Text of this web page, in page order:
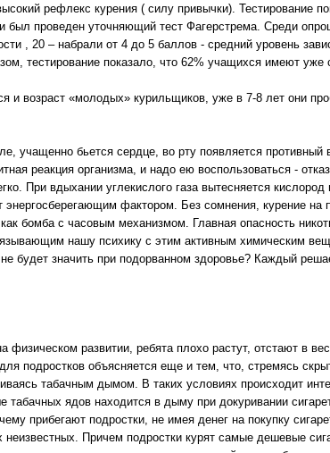
рефлекс курения ( силу привычки). Тестирование
был проведен уточняющий тест Фагерстрема. Среди
, 20 – набрали от 4 до 5 баллов - средний уровень
тестирование показало, что 62% учащихся имеют
и возраст «молодых» курильщиков, уже в 7-8 лет они
учащенно бьется сердце, во рту появляется
реакция организма, и надо ею воспользоваться -
При вдыхании углекислого газа вытесняется
энергосберегающим фактором. Без сомнения, курение на
бомба с часовым механизмом. Главная опасность
нашу психику с этим активным химическим
не будет значить при подорванном здоровье? Каждый
физическом развитии, ребята плохо растут, отстают в
подростков объясняется еще и тем, что, стремясь
табачным дымом. В таких условиях происходит
ядов находится в дыму при докуривании
прибегают подростки, не имея денег на покупку
неизвестных. Причем подростки курят самые дешевые